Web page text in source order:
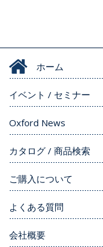
ホーム
イベント / セミナー
Oxford News
カタログ / 商品検索
ご購入について
よくある質問
会社概要